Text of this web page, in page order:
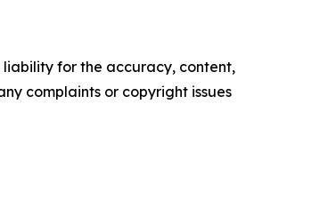
liability for the accuracy, content,
complaints or copyright issues